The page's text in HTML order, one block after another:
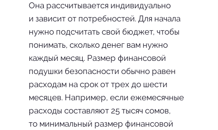
Она рассчитывается индивидуально
и зависит от потребностей. Для начала
нужно подсчитать свой бюджет, чтобы
понимать, сколько денег вам нужно
каждый месяц. Размер финансовой
подушки безопасности обычно равен
расходам на срок от трех до шести
месяцев. Например, если ежемесячные
расходы составляют 25 тысяч сомов,
то минимальный размер финансовой